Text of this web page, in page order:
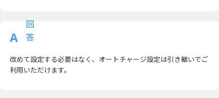
改めて設定する必要はなく、オートチャージ設定は引き継いでご
利用いただけます。